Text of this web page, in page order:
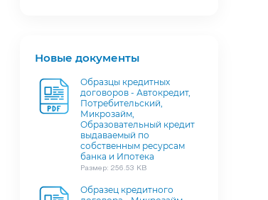
Новые документы
Образцы кредитных
договоров - Автокредит,
Потребительский,
Микрозайм,
Образовательный кредит
выдаваемый по
собственным ресурсам
банка и Ипотека
Размер: 256.53 KB
Образец кредитного